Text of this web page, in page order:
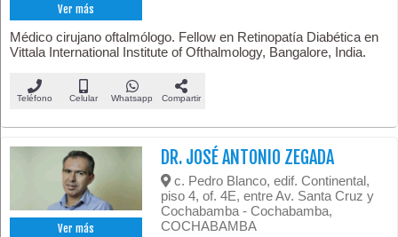
Ver más
Médico cirujano oftalmólogo. Fellow en Retinopatía Diabética en
Vittala International Institute of Ofthalmology, Bangalore, India.
Teléfono Celular Whatsapp Compartir
Ver más
DR. JOSÉ ANTONIO ZEGADA
c. Pedro Blanco, edif. Continental,
piso 4, of. 4E, entre Av. Santa Cruz y
Cochabamba - Cochabamba,
COCHABAMBA